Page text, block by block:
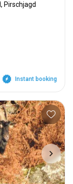
Pirschjagd
Instant booking